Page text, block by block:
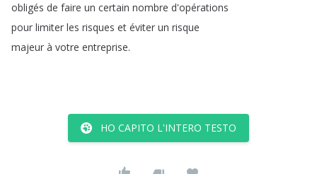
obligés de faire un certain nombre d'opérations
pour limiter les risques et éviter un risque
majeur à votre entreprise.
HO CAPITO L'INTERO TESTO